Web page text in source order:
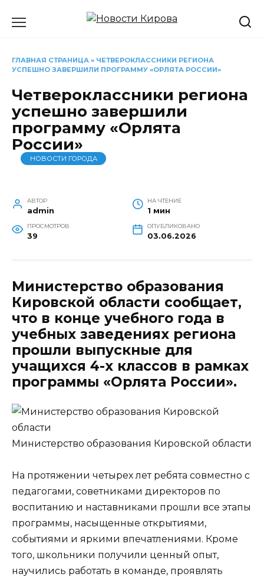
ГЛАВНАЯ СТРАНИЦА » ЧЕТВЕРОКЛАССНИКИ РЕГИОНА
УСПЕШНО ЗАВЕРШИЛИ ПРОГРАММУ «ОРЛЯТА РОССИИ»
Четвероклассники региона
успешно завершили
программу «Орлята
России»
НОВОСТИ ГОРОДА
АВТОР
admin
НА ЧТЕНИЕ
1 мин
ПРОСМОТРОВ
39
ОПУБЛИКОВАНО
03.06.2026
Министерство образования
Кировской области сообщает,
что в конце учебного года в
учебных заведениях региона
прошли выпускные для
учащихся 4-х классов в рамках
программы «Орлята России».
Министерство образования Кировской области
На протяжении четырех лет ребята совместно с
педагогами, советниками директоров по
воспитанию и наставниками прошли все этапы
программы, насыщенные открытиями,
событиями и яркими впечатлениями. Кроме
того, школьники получили ценный опыт,
научились работать в команде, проявлять